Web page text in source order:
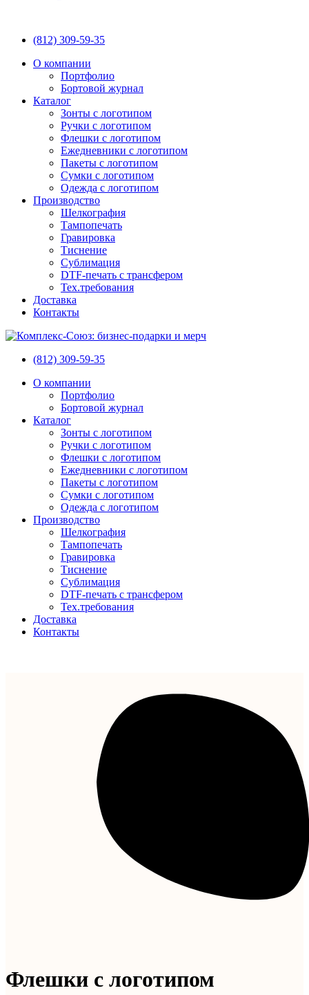
(812) 309-59-35
О компании
Портфолио
Бортовой журнал
Каталог
Зонты с логотипом
Ручки с логотипом
Флешки с логотипом
Ежедневники с логотипом
Пакеты с логотипом
Сумки с логотипом
Одежда с логотипом
Производство
Шелкография
Тампопечать
Гравировка
Тиснение
Сублимация
DTF-печать с трансфером
Тех.требования
Доставка
Контакты
(812) 309-59-35
О компании
Портфолио
Бортовой журнал
Каталог
Зонты с логотипом
Ручки с логотипом
Флешки с логотипом
Ежедневники с логотипом
Пакеты с логотипом
Сумки с логотипом
Одежда с логотипом
Производство
Шелкография
Тампопечать
Гравировка
Тиснение
Сублимация
DTF-печать с трансфером
Тех.требования
Доставка
Контакты
Флешки с логотипом